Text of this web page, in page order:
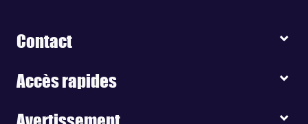
Contact
Accès rapides